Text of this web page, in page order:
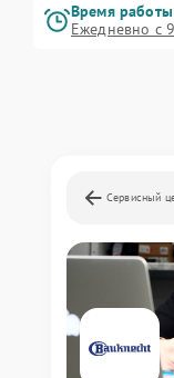
Время работы
Ежедневно с
Сервисный